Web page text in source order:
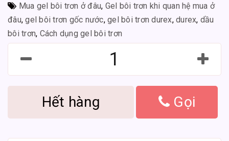
Mua gel bôi trơn ở đâu, Gel bôi trơn khi quan hệ mua ở
đâu,gel bôi trơn gốc nước, gel bôi trơn durex, durex, dầu
bôi trơn, Cách dụng gel bôi trơn
Hết hàng Gọi